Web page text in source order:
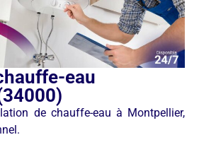
eau
de chauffe-eau à Montpellier,